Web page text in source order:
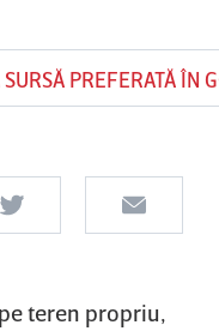
SURSĂ PREFERATĂ ÎN
teren propriu,